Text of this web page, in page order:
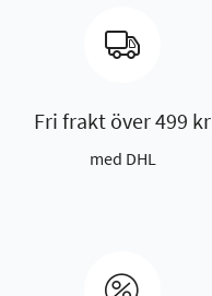
Fri frakt över 499 kr
med DHL